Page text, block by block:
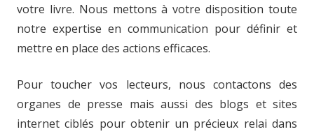
votre livre. Nous mettons à votre disposition toute
notre expertise en communication pour définir et
mettre en place des actions efficaces.
Pour toucher vos lecteurs, nous contactons des
organes de presse mais aussi des blogs et sites
internet ciblés pour obtenir un précieux relai dans